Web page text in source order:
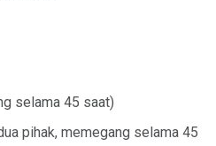
selama 45 saat)
pihak, memegang selama 45